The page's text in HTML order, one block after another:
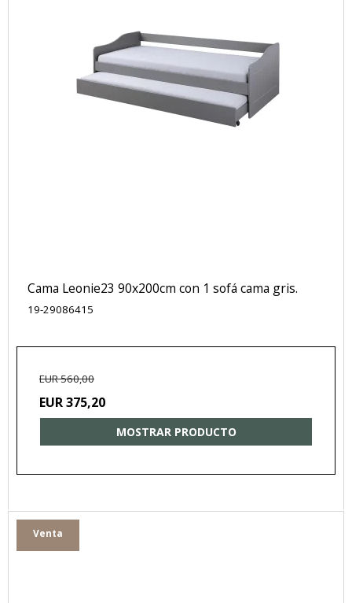
Cama Leonie23 90x200cm con 1 sofá cama gris.
19-29086415
EUR 560,00
EUR 375,20
MOSTRAR PRODUCTO
Venta